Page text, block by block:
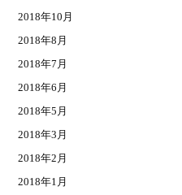
2018年10月
2018年8月
2018年7月
2018年6月
2018年5月
2018年3月
2018年2月
2018年1月